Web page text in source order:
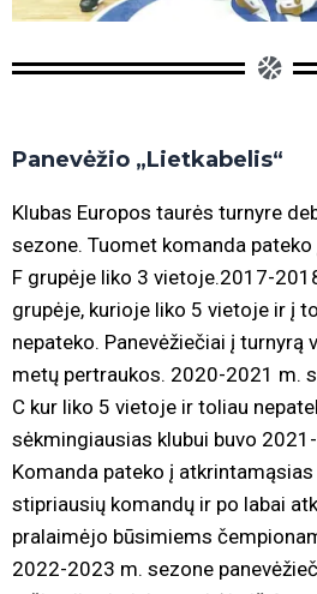
Panevėžio „Lietkabelis“
Klubas Europos taurės turnyre
sezone. Tuomet komanda pateko
F grupėje liko 3 vietoje.2017-
grupėje, kurioje liko 5 vietoje ir į
nepateko. Panevėžiečiai į turnyrą
metų pertraukos. 2020-2021 m.
C kur liko 5 vietoje ir toliau
sėkmingiausias klubui buvo
Komanda pateko į
stipriausių komandų ir po labai
pralaimėjo būsimiems
2022-2023 m. sezone